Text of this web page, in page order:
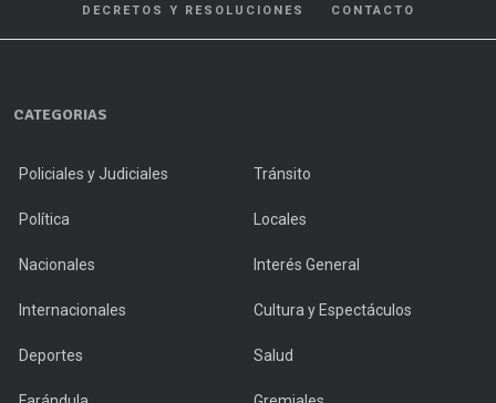
DECRETOS Y RESOLUCIONES
CONTACTO
CATEGORIAS
Policiales y Judiciales Tránsito
Política Locales
Nacionales Interés General
Internacionales Cultura y Espectáculos
Deportes Salud